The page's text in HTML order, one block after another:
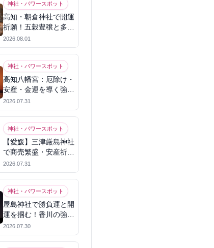
神社・パワースポット
高知・朝倉神社で開運
祈願！五穀豊穣と多幸
を呼ぶパワースポット
2026.08.01
神社・パワースポット
高知八幡宮：厄除け・
安産・金運を導く強力
パワースポット
2026.07.31
神社・パワースポット
【愛媛】三津厳島神社
で商売繁盛・安産祈
願！宗像三女神のパワ
ーを授かる
2026.07.31
神社・パワースポット
屋島神社で勝負運と開
運を掴む！香川の強力
パワースポット
2026.07.30